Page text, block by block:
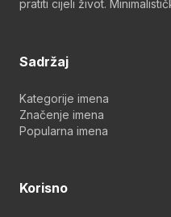
pratiti cijeli život.
Sadržaj
Kategorije imena
Značenje imena
Popularna imena
Korisno